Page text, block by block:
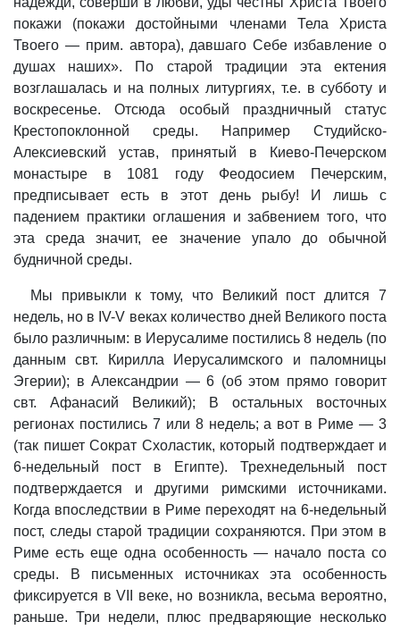
покажи (покажи достойными членами Тела Христа
Твоего — прим. автора), давшаго Себе избавление о
душах наших». По старой традиции эта ектения
возглашалась и на полных литургиях, т.е. в субботу и
воскресенье. Отсюда особый праздничный статус
Крестопоклонной среды. Например Студийско-
Алексиевский устав, принятый в Киево-Печерском
монастыре в 1081 году Феодосием Печерским,
предписывает есть в этот день рыбу! И лишь с
падением практики оглашения и забвением того, что
эта среда значит, ее значение упало до обычной
будничной среды.
Мы привыкли к тому, что Великий пост длится 7
недель, но в IV-V веках количество дней Великого поста
было различным: в Иерусалиме постились 8 недель (по
данным свт. Кирилла Иерусалимского и паломницы
Эгерии); в Александрии — 6 (об этом прямо говорит
свт. Афанасий Великий); В остальных восточных
регионах постились 7 или 8 недель; а вот в Риме — 3
(так пишет Сократ Схоластик, который подтверждает и
6-недельный пост в Египте). Трехнедельный пост
подтверждается и другими римскими источниками.
Когда впоследствии в Риме переходят на 6-недельный
пост, следы старой традиции сохраняются. При этом в
Риме есть еще одна особенность — начало поста со
среды. В письменных источниках эта особенность
фиксируется в VII веке, но возникла, весьма вероятно,
раньше. Три недели, плюс предваряющие несколько